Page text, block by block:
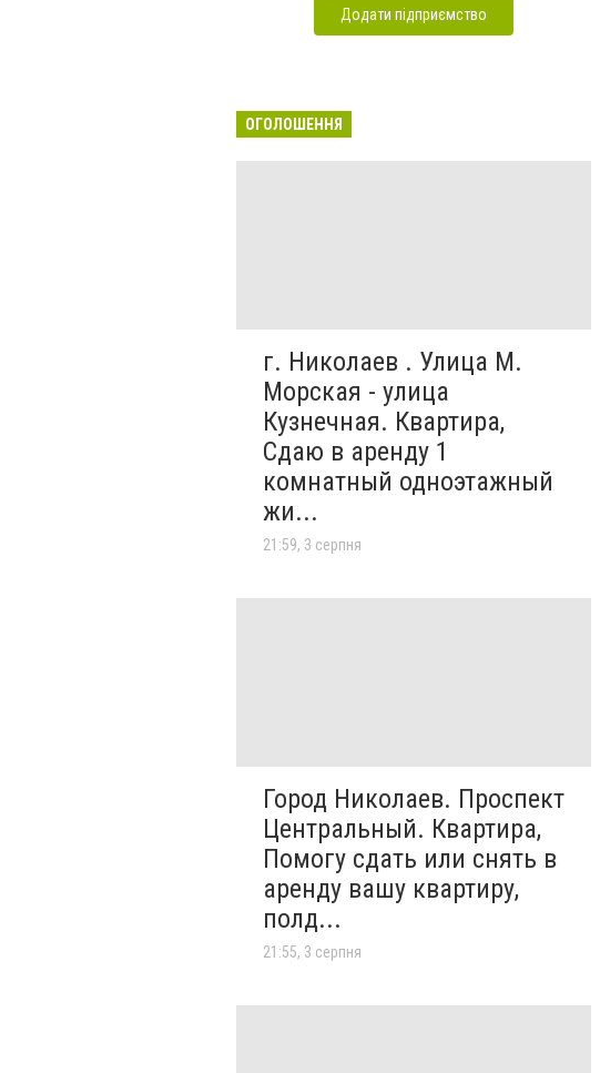
Додати підприємство
ОГОЛОШЕННЯ
г. Николаев . Улица М.
Морская - улица
Кузнечная. Квартира,
Сдаю в аренду 1
комнатный одноэтажный
жи...
21:59, 3 серпня
Город Николаев. Проспект
Центральный. Квартира,
Помогу сдать или снять в
аренду вашу квартиру,
полд...
21:55, 3 серпня